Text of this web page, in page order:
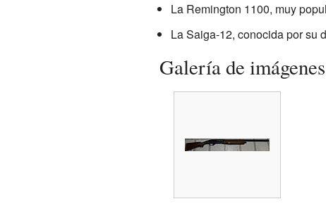
La Remington 1100, muy
La Saiga-12, conocida por su
Galería de imágenes